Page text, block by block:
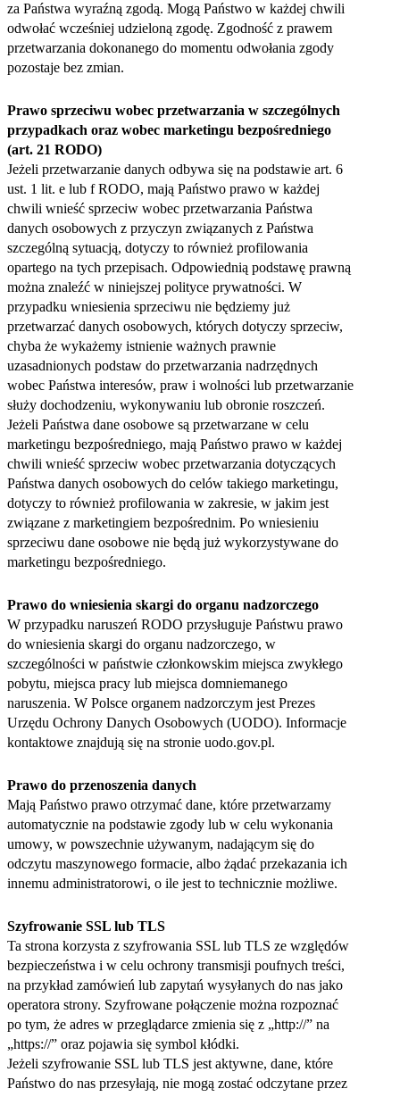
za Państwa wyraźną zgodą. Mogą Państwo w każdej chwili
odwołać wcześniej udzieloną zgodę. Zgodność z prawem
przetwarzania dokonanego do momentu odwołania zgody
pozostaje bez zmian.
Prawo sprzeciwu wobec przetwarzania w szczególnych
przypadkach oraz wobec marketingu bezpośredniego
(art. 21 RODO)
Jeżeli przetwarzanie danych odbywa się na podstawie art. 6
ust. 1 lit. e lub f RODO, mają Państwo prawo w każdej
chwili wnieść sprzeciw wobec przetwarzania Państwa
danych osobowych z przyczyn związanych z Państwa
szczególną sytuacją, dotyczy to również profilowania
opartego na tych przepisach. Odpowiednią podstawę prawną
można znaleźć w niniejszej polityce prywatności. W
przypadku wniesienia sprzeciwu nie będziemy już
przetwarzać danych osobowych, których dotyczy sprzeciw,
chyba że wykażemy istnienie ważnych prawnie
uzasadnionych podstaw do przetwarzania nadrzędnych
wobec Państwa interesów, praw i wolności lub przetwarzanie
służy dochodzeniu, wykonywaniu lub obronie roszczeń.
Jeżeli Państwa dane osobowe są przetwarzane w celu
marketingu bezpośredniego, mają Państwo prawo w każdej
chwili wnieść sprzeciw wobec przetwarzania dotyczących
Państwa danych osobowych do celów takiego marketingu,
dotyczy to również profilowania w zakresie, w jakim jest
związane z marketingiem bezpośrednim. Po wniesieniu
sprzeciwu dane osobowe nie będą już wykorzystywane do
marketingu bezpośredniego.
Prawo do wniesienia skargi do organu nadzorczego
W przypadku naruszeń RODO przysługuje Państwu prawo
do wniesienia skargi do organu nadzorczego, w
szczególności w państwie członkowskim miejsca zwykłego
pobytu, miejsca pracy lub miejsca domniemanego
naruszenia. W Polsce organem nadzorczym jest Prezes
Urzędu Ochrony Danych Osobowych (UODO). Informacje
kontaktowe znajdują się na stronie uodo.gov.pl.
Prawo do przenoszenia danych
Mają Państwo prawo otrzymać dane, które przetwarzamy
automatycznie na podstawie zgody lub w celu wykonania
umowy, w powszechnie używanym, nadającym się do
odczytu maszynowego formacie, albo żądać przekazania ich
innemu administratorowi, o ile jest to technicznie możliwe.
Szyfrowanie SSL lub TLS
Ta strona korzysta z szyfrowania SSL lub TLS ze względów
bezpieczeństwa i w celu ochrony transmisji poufnych treści,
na przykład zamówień lub zapytań wysyłanych do nas jako
operatora strony. Szyfrowane połączenie można rozpoznać
po tym, że adres w przeglądarce zmienia się z „http://” na
„https://” oraz pojawia się symbol kłódki.
Jeżeli szyfrowanie SSL lub TLS jest aktywne, dane, które
Państwo do nas przesyłają, nie mogą zostać odczytane przez